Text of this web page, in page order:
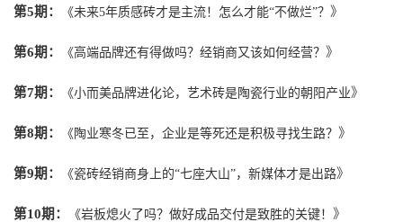
第5期： 《未来5年质感砖才是主流！怎么才能“不做烂”？ 》
第6期： 《高端品牌还有得做吗？经销商又该如何经营？ 》
第7期： 《小而美品牌进化论，艺术砖是陶瓷行业的朝阳产业》
第8期： 《 陶业寒冬已至，企业是等死还是积极寻找生路？ 》
第9期： 《瓷砖经销商身上的“七座大山”，新媒体才是出路》
第10期： 《岩板熄火了吗？做好成品交付是致胜的关键！ 》